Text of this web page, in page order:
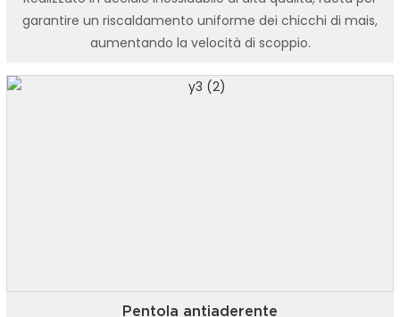
garantire un riscaldamento uniforme dei chicchi di mais,
aumentando la velocità di scoppio.
Pentola antiaderente